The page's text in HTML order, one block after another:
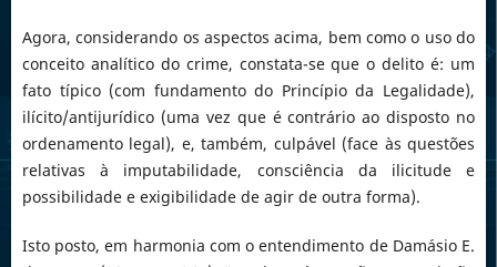
Agora, considerando os aspectos acima, bem como o uso do
conceito analítico do crime, constata-se que o delito é: um
fato típico (com fundamento do Princípio da Legalidade),
ilícito/antijurídico (uma vez que é contrário ao disposto no
ordenamento legal), e, também, culpável (face às questões
relativas à imputabilidade, consciência da ilicitude e
possibilidade e exigibilidade de agir de outra forma).
Isto posto, em harmonia com o entendimento de Damásio E.